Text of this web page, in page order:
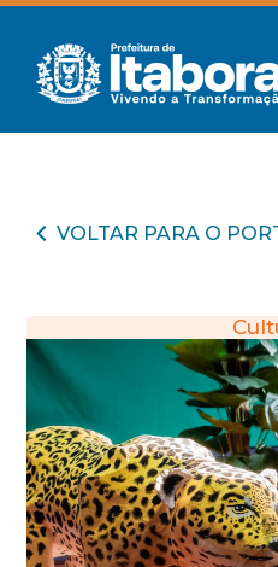
VOLTAR PARA O